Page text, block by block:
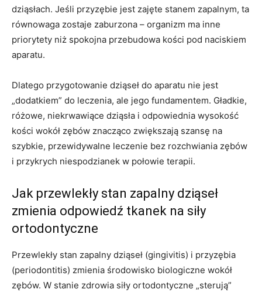
dziąsłach. Jeśli przyzębie jest zajęte stanem zapalnym, ta
równowaga zostaje zaburzona – organizm ma inne
priorytety niż spokojna przebudowa kości pod naciskiem
aparatu.
Dlatego przygotowanie dziąseł do aparatu nie jest
„dodatkiem” do leczenia, ale jego fundamentem. Gładkie,
różowe, niekrwawiące dziąsła i odpowiednia wysokość
kości wokół zębów znacząco zwiększają szansę na
szybkie, przewidywalne leczenie bez rozchwiania zębów
i przykrych niespodzianek w połowie terapii.
Jak przewlekły stan zapalny dziąseł
zmienia odpowiedź tkanek na siły
ortodontyczne
Przewlekły stan zapalny dziąseł (gingivitis) i przyzębia
(periodontitis) zmienia środowisko biologiczne wokół
zębów. W stanie zdrowia siły ortodontyczne „sterują”